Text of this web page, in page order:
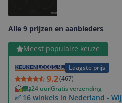
Alle 9 prijzen en aanbieders
Meest populaire keuze
Laagste prijs
9.2(467)
24 uurGratis verzending
✅ 16 winkels in Nederland -
Bekijk product